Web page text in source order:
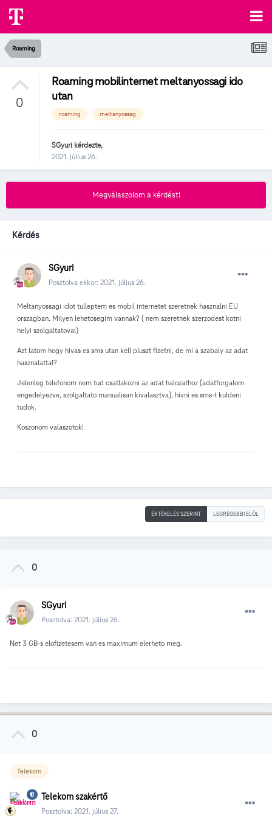
Roaming
0
Roaming mobilinternet meltanyossagi ido
utan
roaming meltanyossag
SGyuri kérdezte,
2021. július 26.
Megválaszolom a kérdést!
Kérdés
SGyuri
Posztolva ekkor: 2021. július 26.
Meltanyossagi idot tulleptem es mobil internetet szeretnek hasznalni EU
orszagban. Milyen lehetosegim vannak? ( nem szeretnek szerzodest kotni
helyi szolgaltatoval)
Azt latom hogy hivas es sms utan kell pluszt fizetni, de mi a szabaly az adat
hasznalattal?
Jelenleg telefonom nem tud csatlakozni az adat halozathoz (adatforgalom
engedelyezve, szolgaltato manualisan kivalasztva), hivni es sms-t kuldeni
tudok.
Koszonom valaszotok!
ÉRTÉKELÉS SZERINT LEGRÉGEBBI ELÖL
0
SGyuri
Posztolva: 2021. július 26.
Net 3 GB-s elofizetesem van es maximum elerheto meg.
0
Telekom
Telekom szakértő
Posztolva: 2021. július 27.